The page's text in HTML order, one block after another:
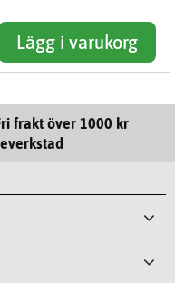
Lägg i varukorg
frakt över 1000 kr